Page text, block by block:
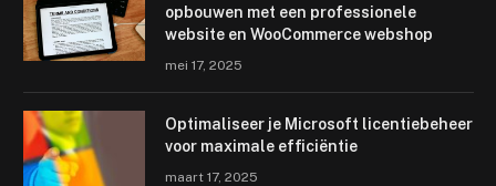
opbouwen met een professionele
website en WooCommerce webshop
mei 17, 2025
Optimaliseer je Microsoft licentiebeheer
voor maximale efficiëntie
maart 17, 2025